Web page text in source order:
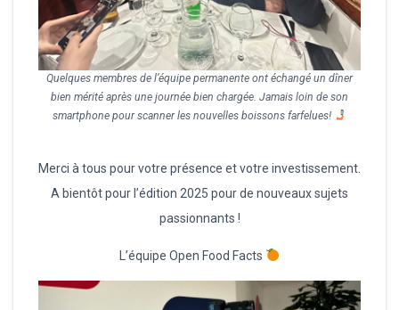
Quelques membres de l’équipe permanente ont échangé un dîner
bien mérité après une journée bien chargée. Jamais loin de son
smartphone pour scanner les nouvelles boissons farfelues!
Merci à tous pour votre présence et votre investissement.
A bientôt pour l’édition 2025 pour de nouveaux sujets
passionnants !
L’équipe Open Food Facts